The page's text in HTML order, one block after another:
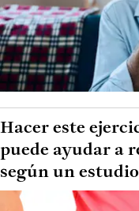
Hacer este
puede ayudar a
según un estudio